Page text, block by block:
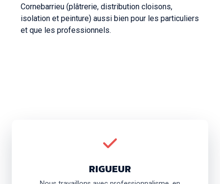
Cornebarrieu (plâtrerie, distribution cloisons,
isolation et peinture) aussi bien pour les particuliers
et que les professionnels.
RIGUEUR